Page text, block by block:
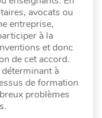
avocats ou
entreprise,
à la
et donc
de cet accord.
à
de formation
problèmes